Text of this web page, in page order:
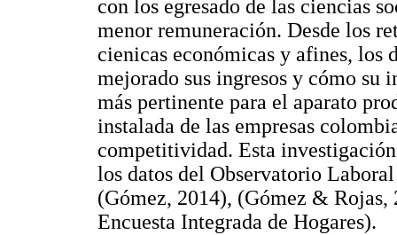
con los egresado de las ciencias
menor remuneración. Desde los
cienicas económicas y afines, los
mejorado sus ingresos y cómo su
más pertinente para el aparato
instalada de las empresas
competitividad. Esta
los datos del Observatorio
(Gómez, 2014), (Gómez &
Encuesta Integrada de Hogares).